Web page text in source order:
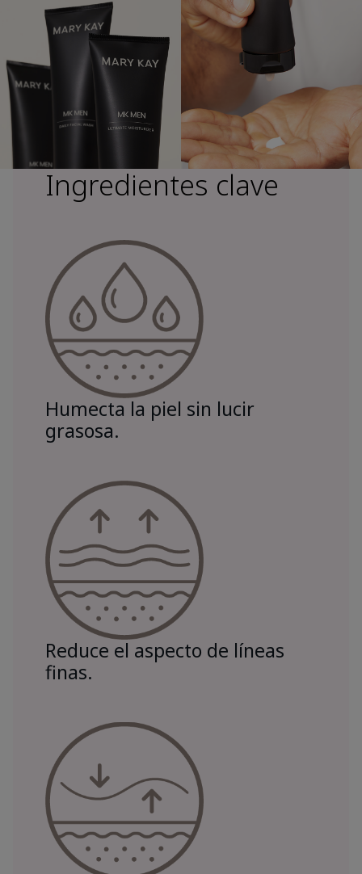
Ingredientes clave
Humecta la piel sin lucir
grasosa.
Reduce el aspecto de líneas
finas.